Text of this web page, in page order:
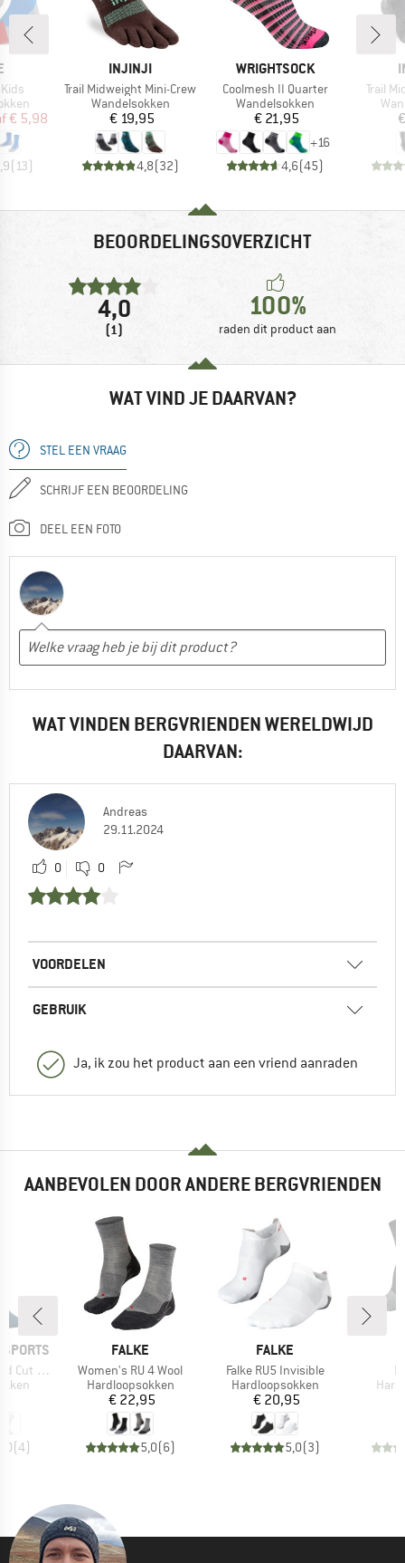
prijs
€ 5,98
(13)
MERK
INJINJI
Artikel
Trail Midweight Mini-Crew
Productgroep
Wandelsokken
Prijs
€ 19,95
4,8(32)
MERK
WRIGHTSOCK
Artikel
Coolmesh II Quarter
Productgroep
Wandelsokken
Prijs
€ 21,95
+16
4,6(45)
Artikel
Trail
BEOORDELINGSOVERZICHT
4,0
(1)
100%
raden dit product aan
WAT VIND JE DAARVAN?
STEL EEN VRAAG
SCHRIJF EEN BEOORDELING
DEEL EEN FOTO
WAT VINDEN BERGVRIENDEN WERELDWIJD
DAARVAN:
Andreas
29.11.2024
0 0
VOORDELEN
GEBRUIK
Ja, ik zou het product aan een vriend aanraden
AANBEVOLEN DOOR ANDERE BERGVRIENDEN
Socks
(4)
MERK
FALKE
Artikel
Women's RU 4 Wool
Productgroep
Hardloopsokken
Prijs
€ 22,95
5,0(6)
MERK
FALKE
Artikel
Falke RU5 Invisible
Productgroep
Hardloopsokken
Prijs
€ 20,95
5,0(3)